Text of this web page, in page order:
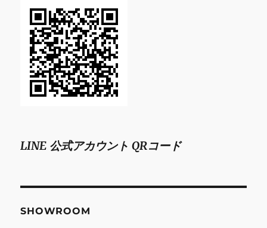
LINE 公式アカウント QRコード
SHOWROOM